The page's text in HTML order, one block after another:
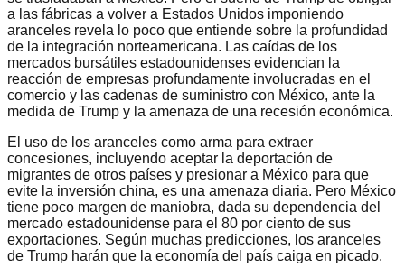
a las fábricas a volver a Estados Unidos imponiendo
aranceles revela lo poco que entiende sobre la profundidad
de la integración norteamericana. Las caídas de los
mercados bursátiles estadounidenses evidencian la
reacción de empresas profundamente involucradas en el
comercio y las cadenas de suministro con México, ante la
medida de Trump y la amenaza de una recesión económica.
El uso de los aranceles como arma para extraer
concesiones, incluyendo aceptar la deportación de
migrantes de otros países y presionar a México para que
evite la inversión china, es una amenaza diaria. Pero México
tiene poco margen de maniobra, dada su dependencia del
mercado estadounidense para el 80 por ciento de sus
exportaciones. Según muchas predicciones, los aranceles
de Trump harán que la economía del país caiga en picado.